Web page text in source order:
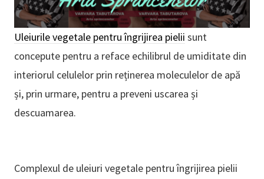
Uleiurile vegetale pentru îngrijirea pielii sunt
concepute pentru a reface echilibrul de umiditate din
interiorul celulelor prin reținerea moleculelor de apă
și, prin urmare, pentru a preveni uscarea și
descuamarea.
Complexul de uleiuri vegetale pentru îngrijirea pielii